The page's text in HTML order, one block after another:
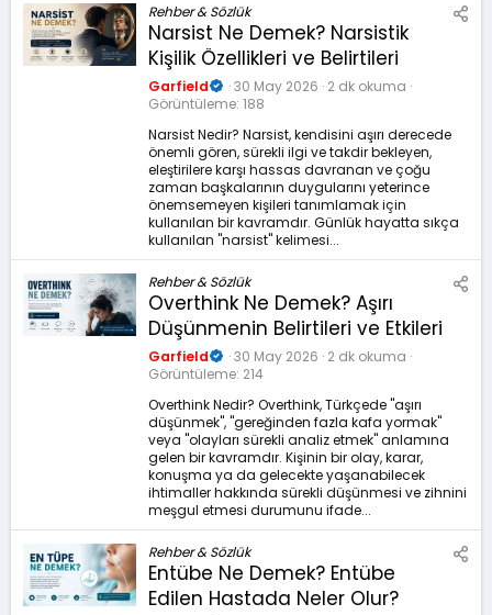
Rehber & Sözlük
Narsist Ne Demek? Narsistik
Kişilik Özellikleri ve Belirtileri
Garfield 30 May 2026 2 dk okuma
Görüntüleme 188
Narsist Nedir? Narsist, kendisini aşırı derecede
önemli gören, sürekli ilgi ve takdir bekleyen,
eleştirilere karşı hassas davranan ve çoğu
zaman başkalarının duygularını yeterince
önemsemeyen kişileri tanımlamak için
kullanılan bir kavramdır. Günlük hayatta sıkça
kullanılan "narsist" kelimesi...
Rehber & Sözlük
Overthink Ne Demek? Aşırı
Düşünmenin Belirtileri ve Etkileri
Garfield 30 May 2026 2 dk okuma
Görüntüleme 214
Overthink Nedir? Overthink, Türkçede "aşırı
düşünmek", "gereğinden fazla kafa yormak"
veya "olayları sürekli analiz etmek" anlamına
gelen bir kavramdır. Kişinin bir olay, karar,
konuşma ya da gelecekte yaşanabilecek
ihtimaller hakkında sürekli düşünmesi ve zihnini
meşgul etmesi durumunu ifade...
Rehber & Sözlük
Entübe Ne Demek? Entübe
Edilen Hastada Neler Olur?